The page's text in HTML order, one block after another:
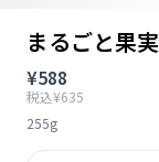
まるごと果
¥588
税込¥635
255g